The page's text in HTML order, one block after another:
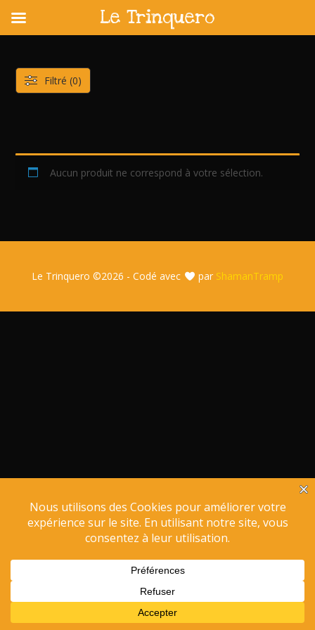
content
Aucun produit ne correspond à votre sélection.
Filtré (0)
Le Trinquero ©2026 - Codé avec par ShamanTramp
Le Trinquero